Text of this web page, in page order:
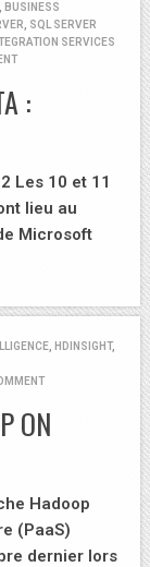
BUSINESS
SQL SERVER
SERVICES
:
Les 10 et 11
lieu au
Microsoft
HDINSIGHT,
ON
Hadoop
(PaaS)
dernier lors